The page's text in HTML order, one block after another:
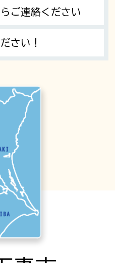
ご連絡ください
さい！